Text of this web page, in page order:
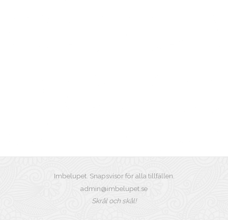
Imbelupet. Snapsvisor för alla tillfällen.
admin@imbelupet.se
Skrål och skål!